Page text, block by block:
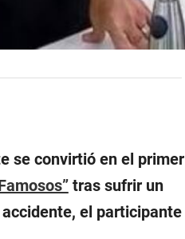
se convirtió en el primer
tras sufrir un
el participante